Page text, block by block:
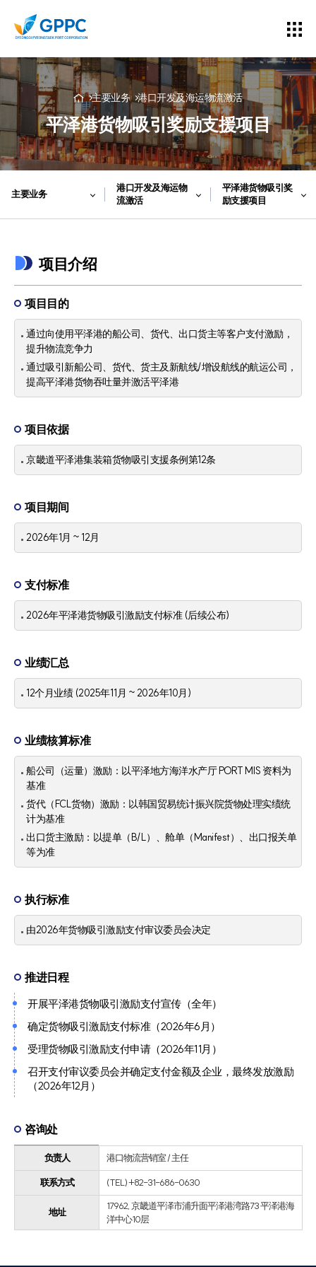
主要业务 港口开发及海运物流激活
平泽港货物吸引奖励支援项目
主要业务
港口开发及海运物
流激活
平泽港货物吸引奖
励支援项目
项目介绍
项目目的
通过向使用平泽港的船公司、货代、出口货主等客户支付激励，
提升物流竞争力
通过吸引新船公司、货代、货主及新航线/增设航线的航运公司，
提高平泽港货物吞吐量并激活平泽港
项目依据
京畿道平泽港集装箱货物吸引支援条例第12条
项目期间
2026年1月 ~ 12月
支付标准
2026年平泽港货物吸引激励支付标准 (后续公布)
业绩汇总
12个月业绩 (2025年11月 ~ 2026年10月)
业绩核算标准
船公司（运量）激励：以平泽地方海洋水产厅 PORT MIS 资料为
基准
货代（FCL货物）激励：以韩国贸易统计振兴院货物处理实绩统
计为基准
出口货主激励：以提单（B/L）、舱单（Manifest）、出口报关单
等为准
执行标准
由2026年货物吸引激励支付审议委员会决定
推进日程
开展平泽港货物吸引激励支付宣传（全年）
确定货物吸引激励支付标准（2026年6月）
受理货物吸引激励支付申请（2026年11月）
召开支付审议委员会并确定支付金额及企业，最终发放激励
（2026年12月）
咨询处
负责人 港口物流营销室 / 主任
联系方式 (TEL) +82-31-686-0630
地址
17962, 京畿道平泽市浦升面平泽港湾路73 平泽港海
洋中心10层